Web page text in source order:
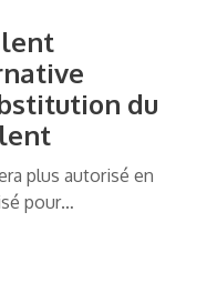
du
plus autorisé en
pour…